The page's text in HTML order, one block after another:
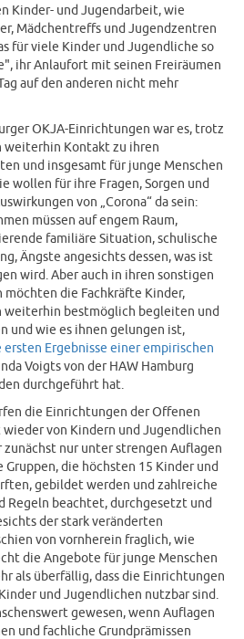
Kinder- und Jugendarbeit, wie
Mädchentreffs und Jugendzentren
für viele Kinder und Jugendliche so
ihr Anlaufort mit seinen Freiräumen
auf den anderen nicht mehr
OKJA-Einrichtungen war es, trotz
weiterhin Kontakt zu ihren
und insgesamt für junge Menschen
wollen für ihre Fragen, Sorgen und
von „Corona“ da sein:
müssen auf engem Raum,
familiäre Situation, schulische
Ängste angesichts dessen, was ist
wird. Aber auch in ihren sonstigen
möchten die Fachkräfte Kinder,
weiterhin bestmöglich begleiten und
und wie es ihnen gelungen ist,
ersten Ergebnisse einer empirischen
Voigts von der HAW Hamburg
durchgeführt hat.
die Einrichtungen der Offenen
von Kindern und Jugendlichen
nur unter strengen Auflagen
Gruppen, die höchsten 15 Kinder und
gebildet werden und zahlreiche
Regeln beachtet, durchgesetzt und
der stark veränderten
von vornherein fraglich, wie
die Angebote für junge Menschen
als überfällig, dass die Einrichtungen
und Jugendlichen nutzbar sind.
gewesen, wenn Auflagen
und fachliche Grundprämissen